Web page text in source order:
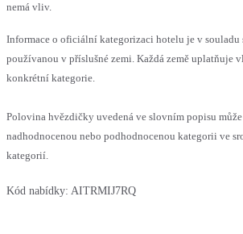
nemá vliv.
Informace o oficiální kategorizaci hotelu je v souladu
používanou v příslušné zemi. Každá země uplatňuje
konkrétní kategorie.
Polovina hvězdičky uvedená ve slovním popisu
nadhodnocenou nebo podhodnocenou kategorii ve
kategorií.
Kód nabídky: AITRMIJ7RQ